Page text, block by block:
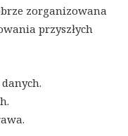
zorganizowana
przyszłych